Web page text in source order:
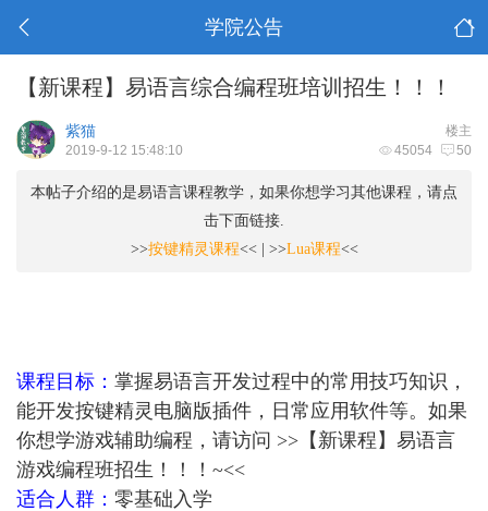
学院公告
【新课程】易语言综合编程班培训招生！！！
楼主
紫猫
45054 50
2019-9-12 15:48:10
本帖子介绍的是易语言课程教学，如果你想学习其他课程，请点
击下面链接.
>>按键精灵课程<< | >>Lua课程<<
课程目标： 掌握易语言开发过程中的常用技巧知识，
能开发按键精灵电脑版插件，日常应用软件等。如果
你想学游戏辅助编程，请访问 >> 【新课程】易语言
游戏编程班招生！！！~<<
适合人群： 零基础入学